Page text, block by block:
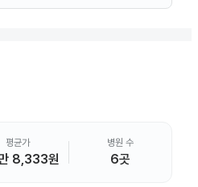
평균가
8,333원
병원 수
6곳